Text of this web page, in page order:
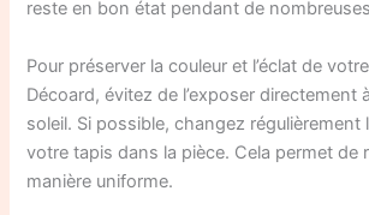
reste en bon état pendant de
Pour préserver la couleur et l’éclat de
Décoard, évitez de l’exposer directement
soleil. Si possible, changez régulièrement
votre tapis dans la pièce. Cela permet de
manière uniforme.